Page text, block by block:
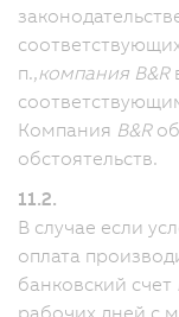
п.,компания B&R
Компания B&R
обстоятельств.
11.2.
В случае если
оплата
банковский счет
рабочих дней с